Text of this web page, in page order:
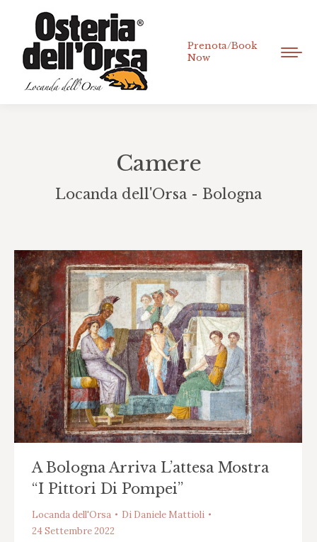
Prenota/Book
Now
Camere
Locanda dell'Orsa - Bologna
A Bologna Arriva L’attesa Mostra
“I Pittori Di Pompei”
Locanda dell'Orsa Di Daniele Mattioli
24 Settembre 2022